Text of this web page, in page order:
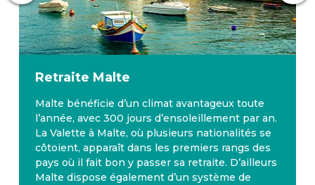
Retraite Malte
Malte bénéficie d’un climat avantageux toute
l’année, avec 300 jours d’ensoleillement par an.
La Valette à Malte, où plusieurs nationalités se
côtoient, apparaît dans les premiers rangs des
pays où il fait bon y passer sa retraite. D’ailleurs
Malte dispose également d’un système de